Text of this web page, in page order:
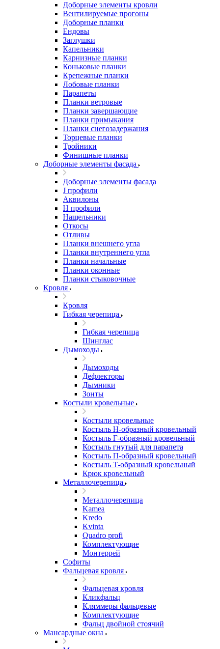
Доборные элементы кровли
Вентилируемые прогоны
Доборные планки
Ендовы
Заглушки
Капельники
Карнизные планки
Коньковые планки
Крепежные планки
Лобовые планки
Парапеты
Планки ветровые
Планки завершающие
Планки примыкания
Планки снегозадержания
Торцевые планки
Тройники
Финишные планки
Доборные элементы фасада
Доборные элементы фасада
J профили
Аквилоны
Н профили
Нащельники
Откосы
Отливы
Планки внешнего угла
Планки внутреннего угла
Планки начальные
Планки оконные
Планки стыковочные
Кровля
Кровля
Гибкая черепица
Гибкая черепица
Шинглас
Дымоходы
Дымоходы
Дефлекторы
Дымники
Зонты
Костыли кровельные
Костыли кровельные
Костыль H-образный кровельный
Костыль Г-образный кровельный
Костыль гнутый для парапета
Костыль П-образный кровельный
Костыль Т-образный кровельный
Крюк кровельный
Металлочерепица
Металлочерепица
Kamea
Kredo
Kvinta
Quadro profi
Комплектующие
Монтеррей
Софиты
Фальцевая кровля
Фальцевая кровля
Кликфальц
Кляммеры фальцевые
Комплектующие
Фальц двойной стоячий
Мансардные окна